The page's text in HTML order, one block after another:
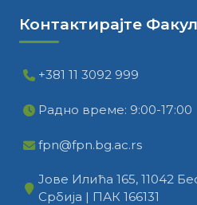
Контактирајте
+381 11 3092 999
Радно време: 9:00-17:00
fpn@fpn.bg.ac.rs
Јове Илића 165, 11042
Србија | ПАК 166131